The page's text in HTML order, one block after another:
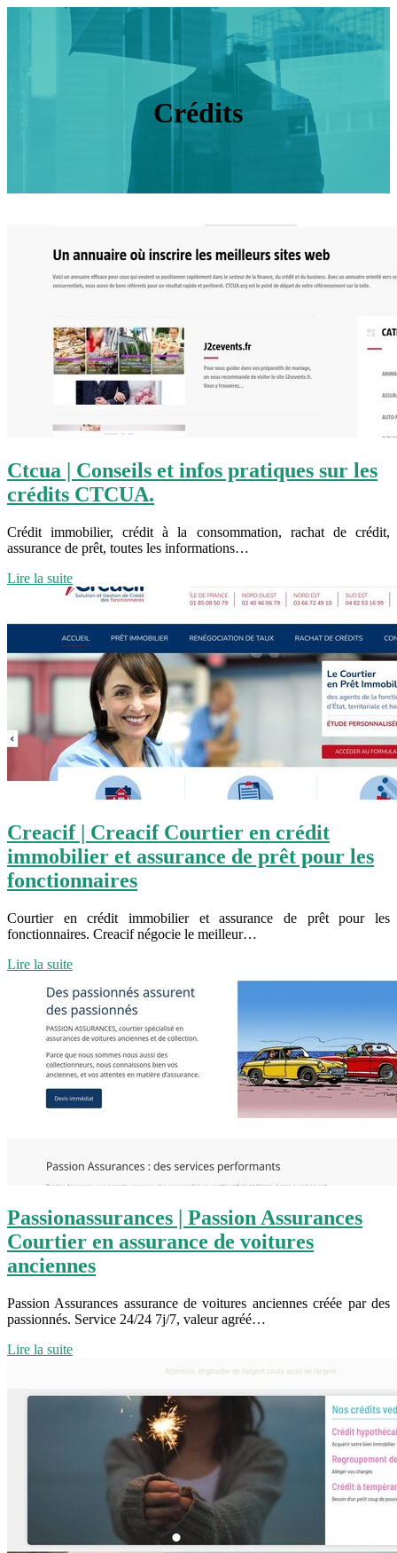
Crédits
Ctcua | Conseils et infos pratiques sur les
crédits CTCUA.
Crédit immobilier, crédit à la consommation, rachat de crédit,
assurance de prêt, toutes les informations…
Lire la suite
Creacif | Creacif Courtier en crédit
immobilier et assurance de prêt pour les
fonction­nai­res
Courtier en crédit immobilier et assurance de prêt pour les
fonctionnaires. Creacif négocie le meilleur…
Lire la suite
Pas­sionassu­ran­ces | Passion Assurances
Courtier en assurance de voitures
anciennes
Passion Assurances assurance de voitures anciennes créée par des
passionnés. Service 24/24 7j/7, valeur agréé…
Lire la suite